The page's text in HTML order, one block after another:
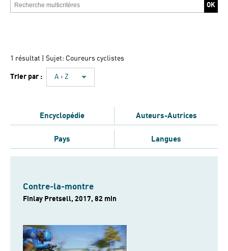
1 résultat | Sujet: Coureurs cyclistes
Trier par : A › Z
Encyclopédie Auteurs-Autrices
Pays Langues
Contre-la-montre
Finlay Pretsell, 2017, 82 min